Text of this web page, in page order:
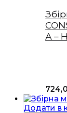
A –
Додати в